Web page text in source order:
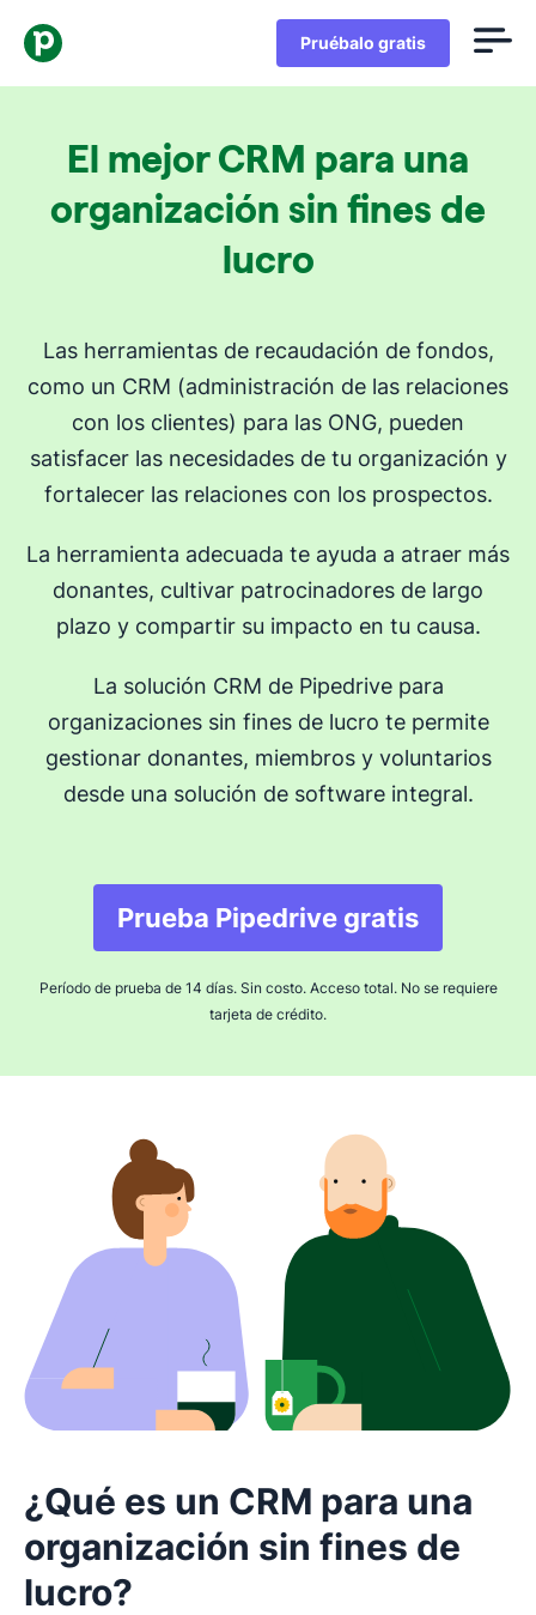
Pruébalo gratis
El mejor CRM para una
organización sin fines de
lucro
Las herramientas de recaudación de fondos,
como un CRM (administración de las relaciones
con los clientes) para las ONG, pueden
satisfacer las necesidades de tu organización y
fortalecer las relaciones con los prospectos.
La herramienta adecuada te ayuda a atraer más
donantes, cultivar patrocinadores de largo
plazo y compartir su impacto en tu causa.
La solución CRM de Pipedrive para
organizaciones sin fines de lucro te permite
gestionar donantes, miembros y voluntarios
desde una solución de software integral.
Prueba Pipedrive gratis
Se abre en una
Período de prueba de 14 días. Sin costo. Acceso total. No se requiere
tarjeta de crédito.
¿Qué es un CRM para una
organización sin fines de
lucro?